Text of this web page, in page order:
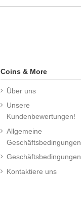
Coins & More
Über uns
Unsere
Kundenbewertungen!
Allgemeine
Geschäftsbedingungen
Geschäftsbedingungen
Kontaktiere uns